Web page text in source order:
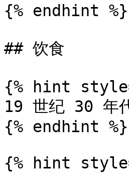
{% endhint %}
## 饮食
{% hint
19 世纪 30 年
{% endhint %}
{% hint